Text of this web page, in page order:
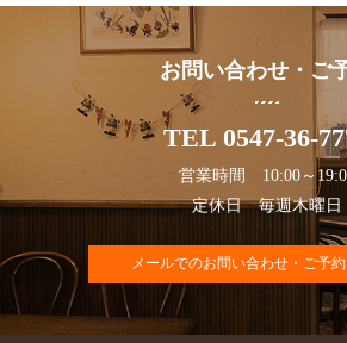
お問い合わせ・ご
TEL 0547-36-
営業時間 10:00～
定休日 毎週木曜日
メールでのお問い合わせ・ご予